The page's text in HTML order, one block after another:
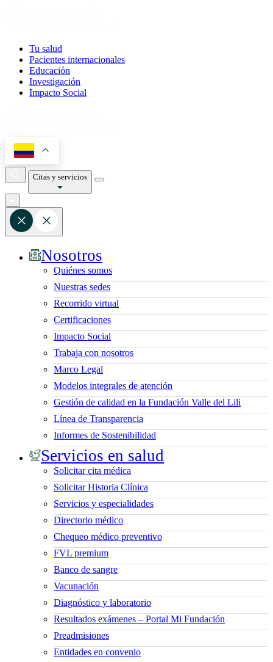
Tu salud
Pacientes internacionales
Educación
Investigación
Impacto Social
Citas y servicios
Nosotros
Quiénes somos
Nuestras sedes
Recorrido virtual
Certificaciones
Impacto Social
Trabaja con nosotros
Marco Legal
Modelos integrales de atención
Gestión de calidad en la Fundación Valle del Lili
Línea de Transparencia
Informes de Sostenibilidad
Servicios en salud
Solicitar cita médica
Solicitar Historia Clínica
Servicios y especialidades
Directorio médico
Chequeo médico preventivo
FVL premium
Banco de sangre
Vacunación
Diagnóstico y laboratorio
Resultados exámenes – Portal Mi Fundación
Preadmisiones
Entidades en convenio